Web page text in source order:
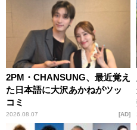
2PM・CHANSUNG、最近覚え
た日本語に大沢あかねがツッ
コミ
2026.08.07 AD